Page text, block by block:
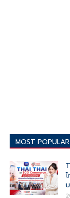
MOST POPULAR